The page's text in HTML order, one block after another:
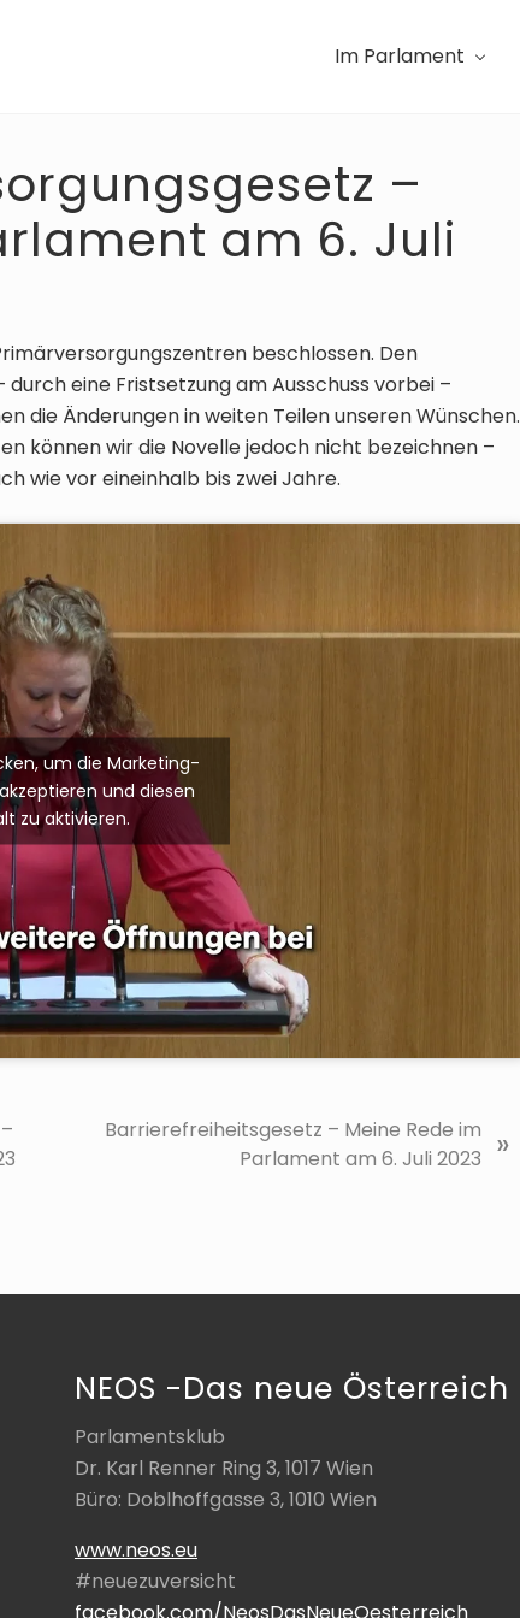
Im Parlament
–
am 6. Juli
beschlossen. Den
eine Fristsetzung am Ausschuss vorbei –
die Änderungen in weiten Teilen unseren Wünschen.
können wir die Novelle jedoch nicht bezeichnen –
wie vor eineinhalb bis zwei Jahre.
um die Marketing-
und diesen
zu aktivieren.
e
e
t
r
a
:
Barrierefreiheitsgesetz – Meine Rede im
Parlament am 6. Juli 2023
»
NEOS -Das neue Österreich
Parlamentsklub
Dr. Karl Renner Ring 3, 1017 Wien
Büro: Doblhoffgasse 3, 1010 Wien
www.neos.eu
#neuezuversicht